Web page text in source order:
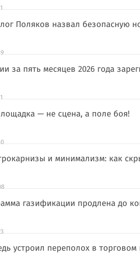
Поляков назвал безопасную
за пять месяцев 2026 года
— не сцена, а поле боя!
и минимализм: как
газификации продлена до
устроил переполох в